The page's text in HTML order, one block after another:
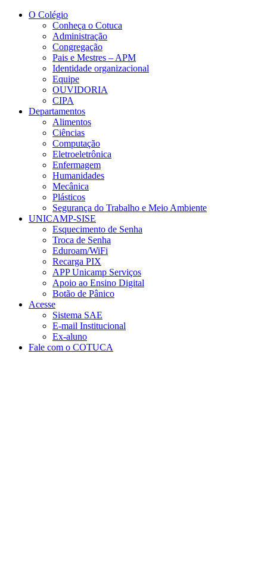
Conteúdo principal
O Colégio
Conheça o Cotuca
Administração
Congregação
Pais e Mestres – APM
Identidade organizacional
Equipe
OUVIDORIA
CIPA
Departamentos
Alimentos
Ciências
Computação
Eletroeletrônica
Enfermagem
Humanidades
Mecânica
Plásticos
Segurança do Trabalho e Meio Ambiente
UNICAMP-SISE
Esquecimento de Senha
Troca de Senha
Eduroam/WiFi
Recarga PIX
APP Unicamp Serviços
Apoio ao Ensino Digital
Botão de Pânico
Acesse
Sistema SAE
E-mail Institucional
Ex-aluno
Fale com o COTUCA